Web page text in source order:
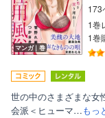
マンガ｜巻
173
1巻
1巻
世の中のさまざまな女
会派＜ヒューマ…もっ